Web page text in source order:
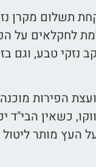
תשלום מקרן
לחקלאים על
נזקי טבע, וגם
הפירות
כשאין הבי"ד
העץ מותר